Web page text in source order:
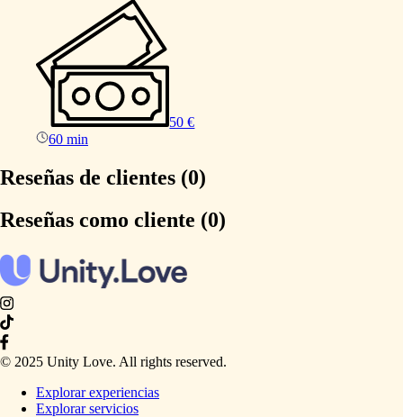
50 €
60 min
Reseñas de clientes (0)
Reseñas como cliente (0)
© 2025 Unity Love. All rights reserved.
Explorar experiencias
Explorar servicios